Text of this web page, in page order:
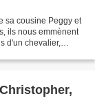
sa cousine Peggy et
ils nous emmènent
d'un chevalier,